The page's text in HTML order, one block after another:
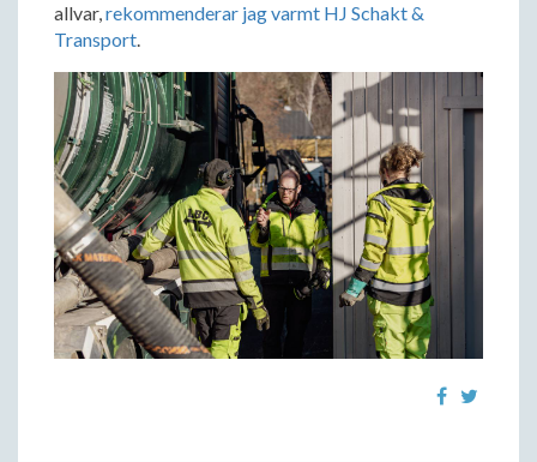
allvar,rekommenderar jag varmt HJ Schakt &
Transport.